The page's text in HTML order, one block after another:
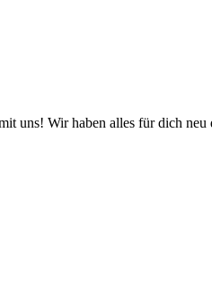
uns! Wir haben alles für dich